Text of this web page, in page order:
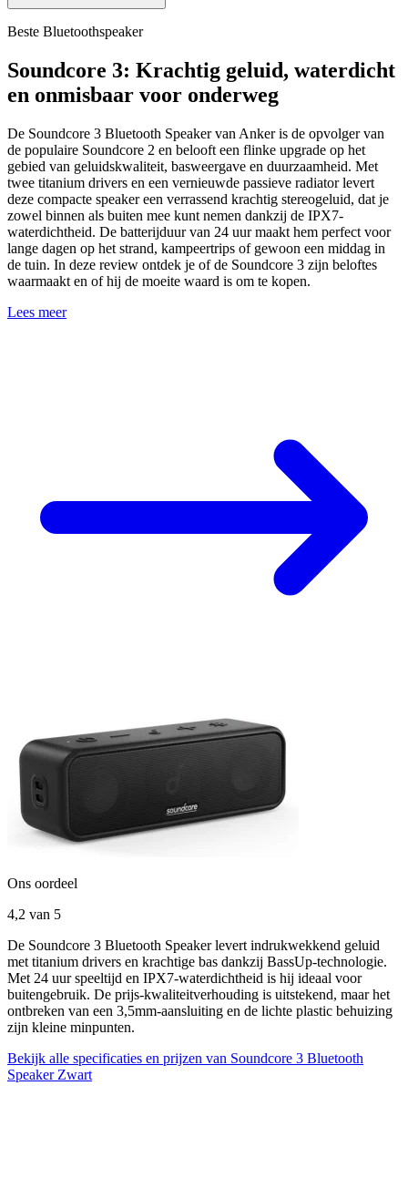
Beste Bluetoothspeaker
Soundcore 3: Krachtig geluid, waterdicht
en onmisbaar voor onderweg
De Soundcore 3 Bluetooth Speaker van Anker is de opvolger van
de populaire Soundcore 2 en belooft een flinke upgrade op het
gebied van geluidskwaliteit, basweergave en duurzaamheid. Met
twee titanium drivers en een vernieuwde passieve radiator levert
deze compacte speaker een verrassend krachtig stereogeluid, dat je
zowel binnen als buiten mee kunt nemen dankzij de IPX7-
waterdichtheid. De batterijduur van 24 uur maakt hem perfect voor
lange dagen op het strand, kampeertrips of gewoon een middag in
de tuin. In deze review ontdek je of de Soundcore 3 zijn beloftes
waarmaakt en of hij de moeite waard is om te kopen.
Lees meer
Ons oordeel
4,2 van 5
De Soundcore 3 Bluetooth Speaker levert indrukwekkend geluid
met titanium drivers en krachtige bas dankzij BassUp-technologie.
Met 24 uur speeltijd en IPX7-waterdichtheid is hij ideaal voor
buitengebruik. De prijs-kwaliteitverhouding is uitstekend, maar het
ontbreken van een 3,5mm-aansluiting en de lichte plastic behuizing
zijn kleine minpunten.
Bekijk alle specificaties en prijzen van Soundcore 3 Bluetooth
Speaker Zwart